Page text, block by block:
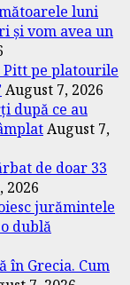
luni
și vom avea un
pe platourile
August 7, 2026
după ce au
August 7,
de doar 33
2026
jurămintele
dublă
în Grecia. Cum